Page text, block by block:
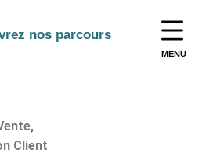
nos parcours
MENU
Client